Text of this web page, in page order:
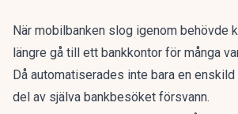
När mobilbanken slog igenom behövde
längre gå till ett bankkontor för många
Då automatiserades inte bara en
del av själva bankbesöket försvann.